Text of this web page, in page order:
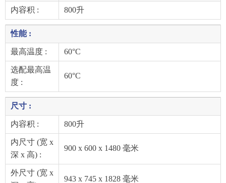
内容积 : 800升
性能 :
最高温度 : 60°C
选配最高温
度 :
60°C
尺寸 :
内容积 : 800升
内尺寸 (宽 x
深 x 高) :
900 x 600 x 1480 毫米
外尺寸 (宽 x
943 x 745 x 1828 毫米